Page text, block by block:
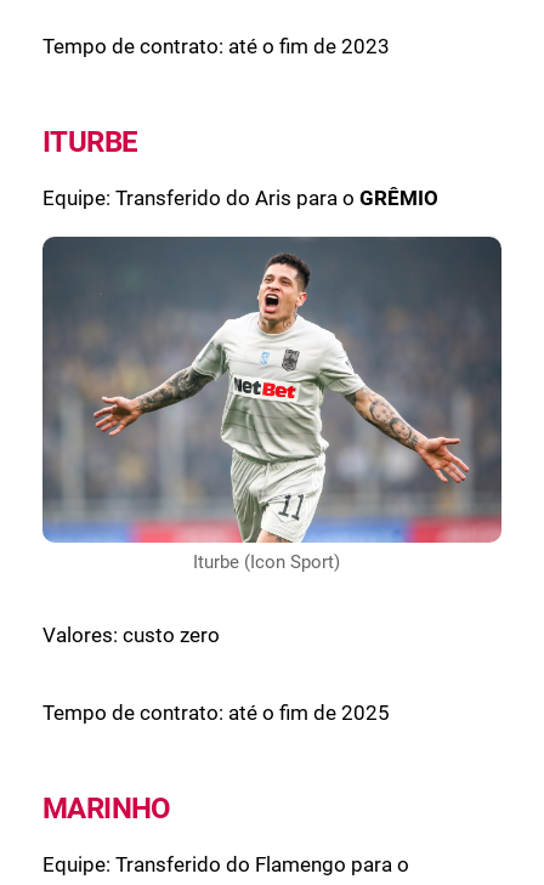
Tempo de contrato: até o fim de 2023
ITURBE
Equipe: Transferido do Aris para o GRÊMIO
Iturbe (Icon Sport)
Valores: custo zero
Tempo de contrato: até o fim de 2025
MARINHO
Equipe: Transferido do Flamengo para o